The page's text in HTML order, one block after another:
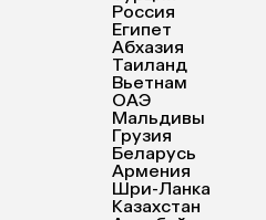
Россия
Египет
Абхазия
Таиланд
Вьетнам
ОАЭ
Мальдивы
Грузия
Беларусь
Армения
Шри-Ланка
Казахстан